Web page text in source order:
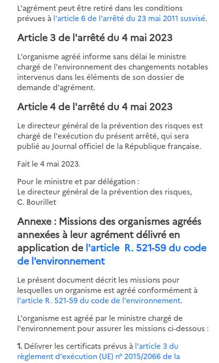
L'agrément peut être retiré dans les conditions
prévues à l'article 6 de l'arrêté du 23 mai 2011 susvisé.
Article 3 de l'arrêté du 4 mai 2023
L'organisme agréé informe sans délai le ministre
chargé de l'environnement des changements notables
intervenus dans les éléments de son dossier de
demande d'agrément.
Article 4 de l'arrêté du 4 mai 2023
Le directeur général de la prévention des risques est
chargé de l'exécution du présent arrêté, qui sera
publié au Journal officiel de la République française.
Fait le 4 mai 2023.
Pour le ministre et par délégation :
Le directeur général de la prévention des risques,
C. Bourillet
Annexe : Missions des organismes agréés
annexées à leur agrément délivré en
application del'article R. 521-59 du code
de l'environnement
Le présent document décrit les missions pour
lesquelles un organisme est agréé conformément à
l'article R. 521-59 du code de l'environnement.
L'organisme est agréé par le ministre chargé de
l'environnement pour assurer les missions ci-dessous :
1. Délivrer les certificats prévus à l'article 3 du
règlement d'exécution (UE) n° 2015/2066 de la